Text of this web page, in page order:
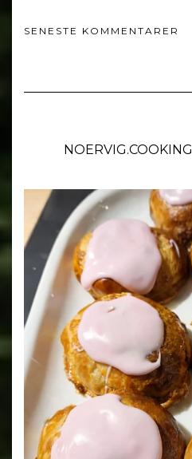
SENESTE KOMMENTARER
NOERVIG.COOKING